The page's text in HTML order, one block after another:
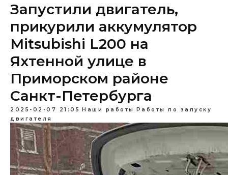
Запустили двигатель,
прикурили аккумулятор
Mitsubishi L200 на
Яхтенной улице в
Приморском районе
Санкт-Петербурга
2025-02-07 21:05 Наши работы
Работы по запуску
двигателя